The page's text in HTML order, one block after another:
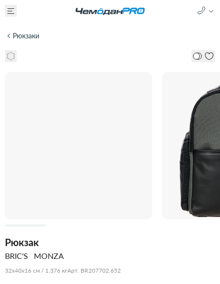
Рюкзаки
Рюкзак
BRIC'S MONZA
32x40x16 см / 1.376 кгАрт. BR207702.652